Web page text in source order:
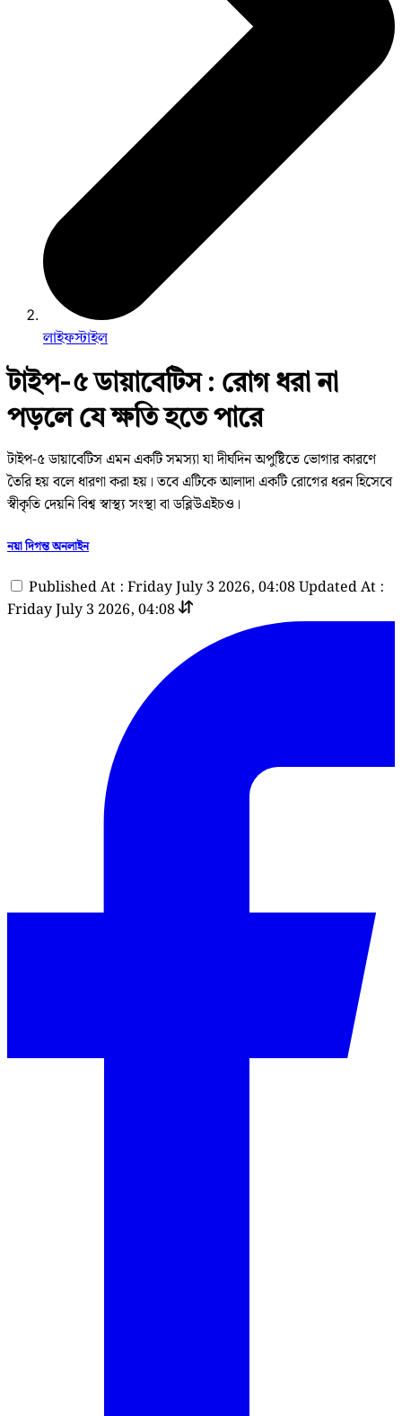
লাইফস্টাইল
টাইপ-৫ ডায়াবেটিস : রোগ ধরা না
পড়লে যে ক্ষতি হতে পারে
টাইপ-৫ ডায়াবেটিস এমন একটি সমস্যা যা দীর্ঘদিন অপুষ্টিতে ভোগার কারণে
তৈরি হয় বলে ধারণা করা হয়। তবে এটিকে আলাদা একটি রোগের ধরন হিসেবে
স্বীকৃতি দেয়নি বিশ্ব স্বাস্থ্য সংস্থা বা ডব্লিউএইচও।
নয়া দিগন্ত অনলাইন
Published At : Friday July 3 2026, 04:08Updated At :
Friday July 3 2026, 04:08